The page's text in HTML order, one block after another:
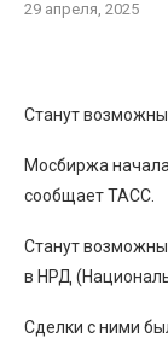
29 апреля, 2025
Станут
Мосбиржа
сообщает ТАСС.
Станут
в НРД
Сделки с ними